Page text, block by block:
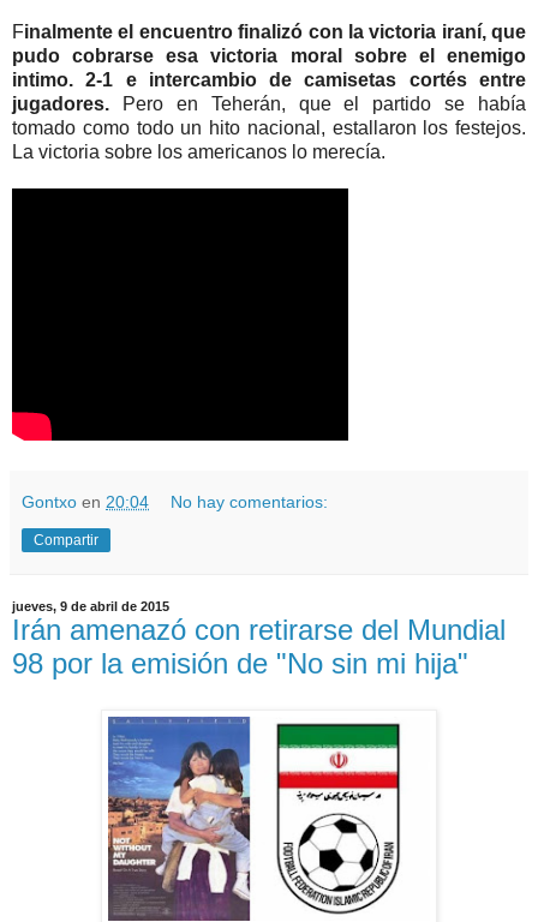
Finalmente el encuentro finalizó con la victoria iraní, que
pudo cobrarse esa victoria moral sobre el enemigo
intimo. 2-1 e intercambio de camisetas cortés entre
jugadores. Pero en Teherán, que el partido se había
tomado como todo un hito nacional, estallaron los festejos.
La victoria sobre los americanos lo merecía.
Gontxo en 20:04 No hay comentarios:
Compartir
jueves, 9 de abril de 2015
Irán amenazó con retirarse del Mundial
98 por la emisión de "No sin mi hija"